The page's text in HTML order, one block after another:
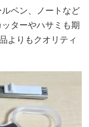
ペン、ノートなど
ターやハサミも期
よりもクオリティ